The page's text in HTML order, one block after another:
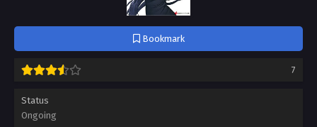
Bookmark
7
Status
Ongoing